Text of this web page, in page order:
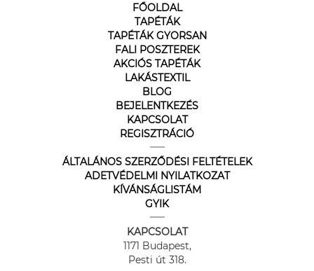
FŐOLDAL
TAPÉTÁK
TAPÉTÁK GYORSAN
FALI POSZTEREK
AKCIÓS TAPÉTÁK
LAKÁSTEXTIL
BLOG
BEJELENTKEZÉS
KAPCSOLAT
REGISZTRÁCIÓ
ÁLTALÁNOS SZERZŐDÉSI FELTÉTELEK
ADETVÉDELMI NYILATKOZAT
KÍVÁNSÁGLISTÁM
GYIK
KAPCSOLAT
1171 Budapest,
Pesti út 318.